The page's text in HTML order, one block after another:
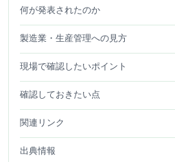
何が発表されたのか
製造業・生産管理への見方
現場で確認したいポイント
確認しておきたい点
関連リンク
出典情報